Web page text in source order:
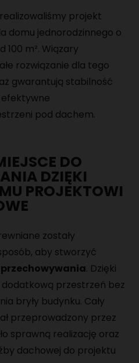
projekt
domu jednorodzinnego o
m². Wiązary
rozwiązanie dla tego
gwarantują stabilność
efektywne
pod dachem.
DO
DZIĘKI
PROJEKTOWI
zostały
aby stworzyć
. Dzięki
przestrzeń bez
bryły budynku. Cały
przeprowadzony przez
sprawną realizację oraz
dachowej do projektu